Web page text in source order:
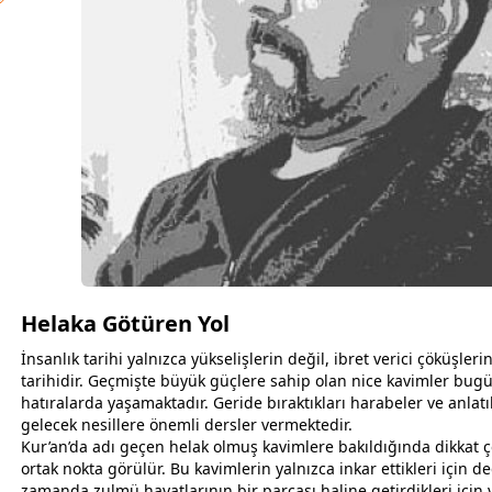
Helaka Götüren Yol
İnsanlık tarihi yalnızca yükselişlerin değil, ibret verici
tarihidir. Geçmişte büyük güçlere sahip olan nice kavimler
hatıralarda yaşamaktadır. Geride bıraktıkları harabeler ve
gelecek nesillere önemli dersler vermektedir.
Kur’an’da adı geçen helak olmuş kavimlere bakıldığında dikkat
ortak nokta görülür. Bu kavimlerin yalnızca inkar ettikleri için